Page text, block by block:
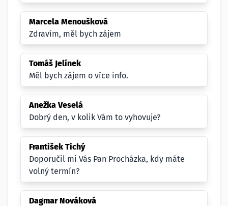
Marcela Menoušková
Zdravím, měl bych zájem
Tomáš Jelínek
Měl bych zájem o více info.
Anežka Veselá
Dobrý den, v kolik Vám to vyhovuje?
František Tichý
Doporučil mi Vás Pan Procházka, kdy máte
volný termín?
Dagmar Nováková